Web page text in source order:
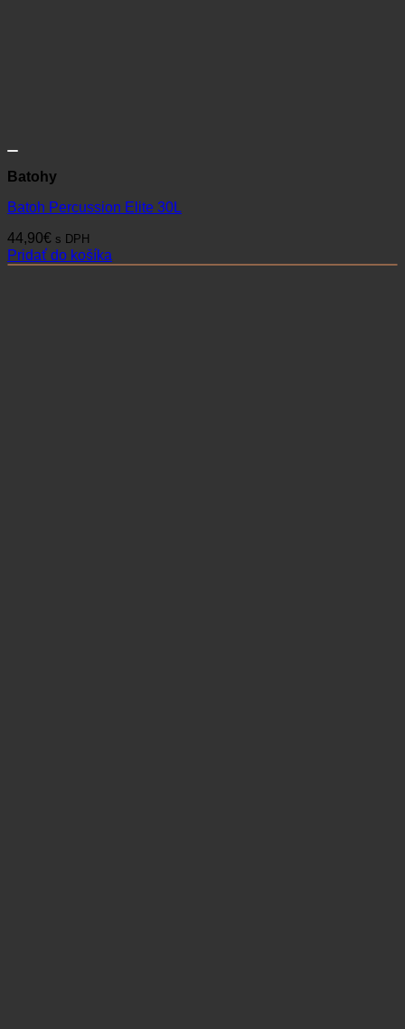
Batohy
Batoh Percussion Elite 30L
44,90€ s DPH
Pridať do košíka